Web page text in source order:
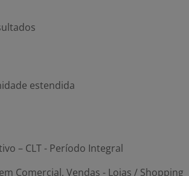
estendida
– CLT - Período Integral
Comercial, Vendas - Lojas / Shopping